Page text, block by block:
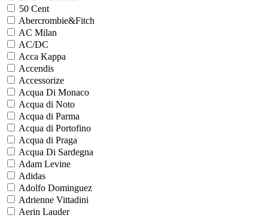
50 Cent
Abercrombie&Fitch
AC Milan
AC/DC
Acca Kappa
Accendis
Accessorize
Acqua Di Monaco
Acqua di Noto
Acqua di Parma
Acqua di Portofino
Acqua di Praga
Acqua Di Sardegna
Adam Levine
Adidas
Adolfo Dominguez
Adrienne Vittadini
Aerin Lauder